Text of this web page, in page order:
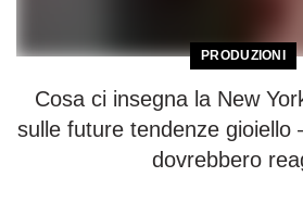
PRODUZIONI
Cosa ci insegna la New
sulle future tendenze
dovrebbero